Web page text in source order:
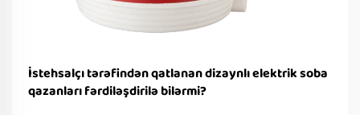
İstehsalçı tərəfindən qatlanan dizaynlı elektrik soba
qazanları fərdiləşdirilə bilərmi?